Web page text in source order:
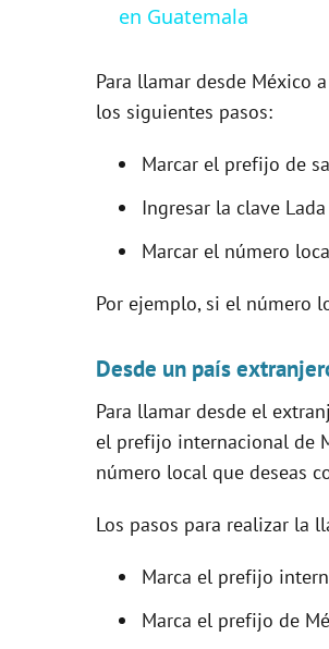
en Guatemala
Para llamar desde México
los siguientes pasos:
Marcar el prefijo de
Ingresar la clave
Marcar el número
Por ejemplo, si el número
Desde un país
Para llamar desde el
el prefijo internacional de
número local que deseas
Los pasos para realizar la
Marca el prefijo
Marca el prefijo de